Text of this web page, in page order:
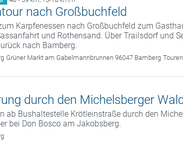
nach Großbuchfeld
Karpfenessen nach Großbuchfeld zum
und Rothensand. Über Trailsdorf und
nach Bamberg.
Grüner Markt am Gabelmannbrunnen 96047 Bamberg
durch den Michelsberger Wald
ab Bushaltestelle Krötleinstraße durch den
bei Don Bosco am Jakobsberg.